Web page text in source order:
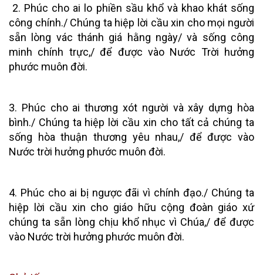
2. Phúc cho ai lo phiền sầu khổ và khao khát sống
công chính./ Chúng ta hiệp lời cầu xin cho mọi người
sẵn lòng vác thánh giá hằng ngày/ và sống công
minh chính trực,/ để được vào Nước Trời hưởng
phước muôn đời.
3. Phúc cho ai thương xót người và xây dựng hòa
bình./ Chúng ta hiệp lời cầu xin cho tất cả chúng ta
sống hòa thuận thương yêu nhau,/ để được vào
Nước trời hưởng phước muôn đời.
4. Phúc cho ai bị ngược đãi vì chính đạo./ Chúng ta
hiệp lời cầu xin cho giáo hữu cộng đoàn giáo xứ
chúng ta sẵn lòng chịu khổ nhục vì Chúa,/ để được
vào Nước trời hưởng phước muôn đời.